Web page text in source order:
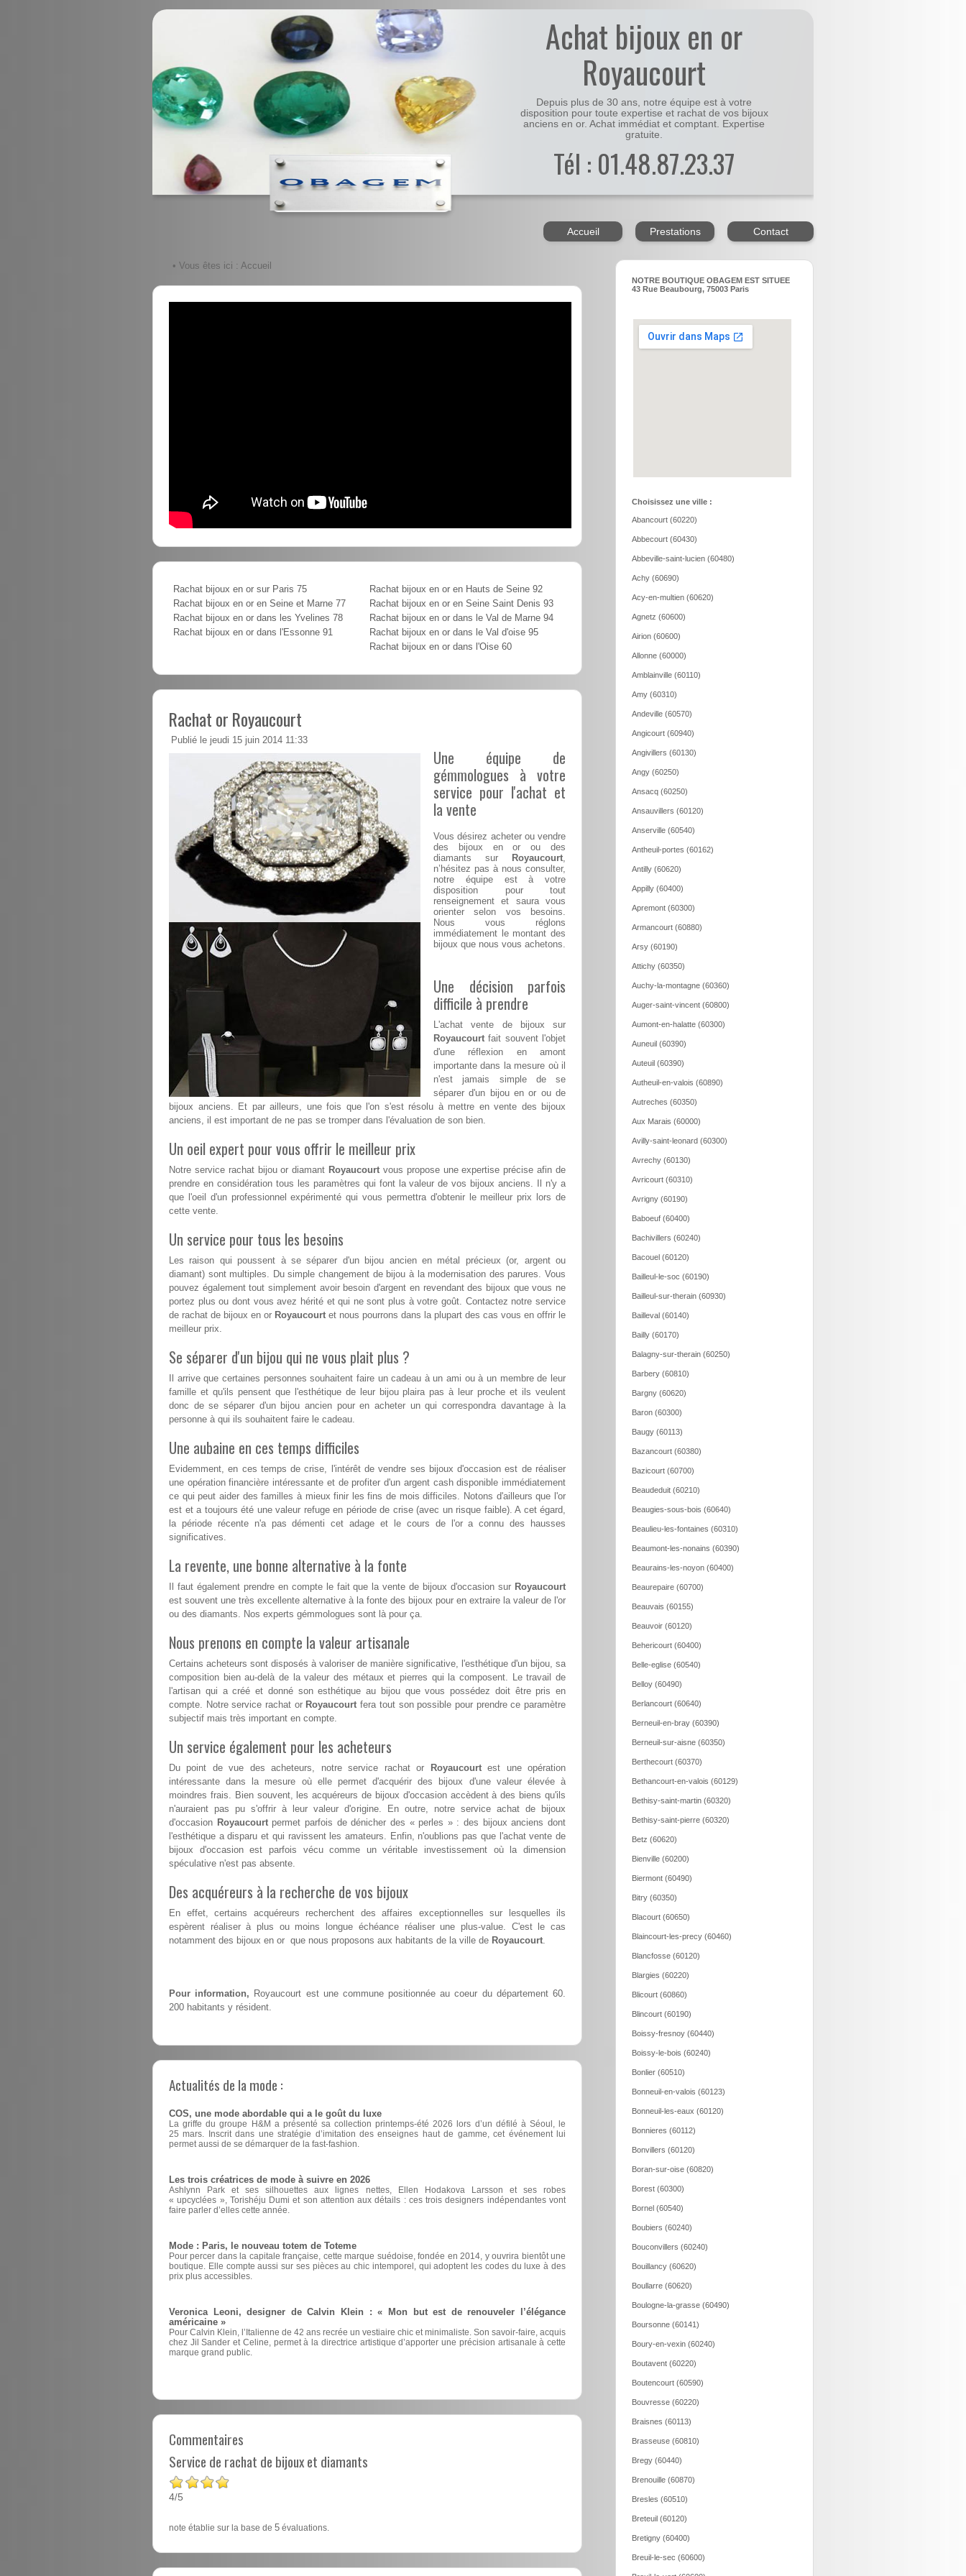
Achat bijoux en or
Royaucourt
Depuis plus de 30 ans, notre équipe est à votre
disposition pour toute expertise et rachat de vos bijoux
anciens en or. Achat immédiat et comptant. Expertise
gratuite.
Tél : 01.48.87.23.37
Accueil Prestations Contact
• Vous êtes ici : Accueil
Rachat bijoux en or sur Paris 75
Rachat bijoux en or en Seine et Marne 77
Rachat bijoux en or dans les Yvelines 78
Rachat bijoux en or dans l'Essonne 91
Rachat bijoux en or en Hauts de Seine 92
Rachat bijoux en or en Seine Saint Denis 93
Rachat bijoux en or dans le Val de Marne 94
Rachat bijoux en or dans le Val d'oise 95
Rachat bijoux en or dans l'Oise 60
Rachat or Royaucourt
Publié le jeudi 15 juin 2014 11:33
Une équipe de
gémmologues à votre
service pour l'achat et
la vente
Vous désirez acheter ou vendre
des bijoux en or ou des
diamants sur
Royaucourt,
n’hésitez pas à nous consulter,
notre équipe est à votre
disposition pour tout
renseignement et saura vous
orienter selon vos besoins.
Nous vous réglons
immédiatement le montant des
bijoux que nous vous achetons.
Une décision parfois
difficile à prendre
L'achat vente de bijoux sur
Royaucourt fait souvent l'objet
d'une réflexion en amont
importante dans la mesure où il
n'est jamais simple de se
séparer d'un bijou en or ou de
bijoux anciens. Et par ailleurs, une fois que l'on s'est résolu à mettre en vente des bijoux
anciens, il est important de ne pas se tromper dans l'évaluation de son bien.
Un oeil expert pour vous offrir le meilleur prix
Notre service rachat bijou or diamant Royaucourt vous propose une expertise précise afin de
prendre en considération tous les paramètres qui font la valeur de vos bijoux anciens. Il n'y a
que l'oeil d'un professionnel expérimenté qui vous permettra d'obtenir le meilleur prix lors de
cette vente.
Un service pour tous les besoins
Les raison qui poussent à se séparer d'un bijou ancien en métal précieux (or, argent ou
diamant) sont multiples. Du simple changement de bijou à la modernisation des parures. Vous
pouvez également tout simplement avoir besoin d'argent en revendant des bijoux que vous ne
portez plus ou dont vous avez hérité et qui ne sont plus à votre goût. Contactez notre service
de rachat de bijoux en or Royaucourt et nous pourrons dans la plupart des cas vous en offrir le
meilleur prix.
Se séparer d'un bijou qui ne vous plait plus ?
Il arrive que certaines personnes souhaitent faire un cadeau à un ami ou à un membre de leur
famille et qu'ils pensent que l'esthétique de leur bijou plaira pas à leur proche et ils veulent
donc de se séparer d'un bijou ancien pour en acheter un qui correspondra davantage à la
personne à qui ils souhaitent faire le cadeau.
Une aubaine en ces temps difficiles
Evidemment, en ces temps de crise, l'intérêt de vendre ses bijoux d'occasion est de réaliser
une opération financière intéressante et de profiter d'un argent cash disponible immédiatement
ce qui peut aider des familles à mieux finir les fins de mois difficiles. Notons d'ailleurs que l'or
est et a toujours été une valeur refuge en période de crise (avec un risque faible). A cet égard,
la période récente n'a pas démenti cet adage et le cours de l'or a connu des hausses
significatives.
La revente, une bonne alternative à la fonte
Il faut également prendre en compte le fait que la vente de bijoux d'occasion sur Royaucourt
est souvent une très excellente alternative à la fonte des bijoux pour en extraire la valeur de l'or
ou des diamants. Nos experts gémmologues sont là pour ça.
Nous prenons en compte la valeur artisanale
Certains acheteurs sont disposés à valoriser de manière significative, l'esthétique d'un bijou, sa
composition bien au-delà de la valeur des métaux et pierres qui la composent. Le travail de
l'artisan qui a créé et donné son esthétique au bijou que vous possédez doit être pris en
compte. Notre service rachat or Royaucourt fera tout son possible pour prendre ce paramètre
subjectif mais très important en compte.
Un service également pour les acheteurs
Du point de vue des acheteurs, notre service rachat or Royaucourtest une opération
intéressante dans la mesure où elle permet d'acquérir des bijoux d'une valeur élevée à
moindres frais. Bien souvent, les acquéreurs de bijoux d'occasion accèdent à des biens qu'ils
n'auraient pas pu s'offrir à leur valeur d'origine. En outre, notre service achat de bijoux
d'occasion Royaucourtpermet parfois de dénicher des « perles » : des bijoux anciens dont
l'esthétique a disparu et qui ravissent les amateurs. Enfin, n'oublions pas que l'achat vente de
bijoux d'occasion est parfois vécu comme un véritable investissement où la dimension
spéculative n'est pas absente.
Des acquéreurs à la recherche de vos bijoux
En effet, certains acquéreurs recherchent des affaires exceptionnelles sur lesquelles ils
espèrent réaliser à plus ou moins longue échéance réaliser une plus-value. C'est le cas
notamment des bijoux en or que nous proposons aux habitants de la ville de Royaucourt
Pour information, Royaucourt est une commune positionnée au coeur du département 60.
200 habitants y résident.
Actualités de la mode :
COS, une mode abordable qui a le goût du luxe
La griffe du groupe H&M a présenté sa collection printemps-été 2026 lors d’un défilé à Séoul, le
25 mars. Inscrit dans une stratégie d’imitation des enseignes haut de gamme, cet événement lui
permet aussi de se démarquer de la fast-fashion.
Les trois créatrices de mode à suivre en 2026
Ashlynn Park et ses silhouettes aux lignes nettes, Ellen Hodakova Larsson et ses robes
« upcyclées », Torishéju Dumi et son attention aux détails : ces trois designers indépendantes vont
faire parler d’elles cette année.
Mode : Paris, le nouveau totem de Toteme
Pour percer dans la capitale française, cette marque suédoise, fondée en 2014, y ouvrira bientôt une
boutique. Elle compte aussi sur ses pièces au chic intemporel, qui adoptent les codes du luxe à des
prix plus accessibles.
Veronica Leoni, designer de Calvin Klein : « Mon but est de renouveler l’élégance
américaine »
Pour Calvin Klein, l’Italienne de 42 ans recrée un vestiaire chic et minimaliste. Son savoir-faire, acquis
chez Jil Sander et Celine, permet à la directrice artistique d’apporter une précision artisanale à cette
marque grand public.
Commentaires
Service de rachat de bijoux et diamants
4/5
note établie sur la base de 5 évaluations.
NOTRE BOUTIQUE OBAGEM EST SITUEE
43 Rue Beaubourg, 75003 Paris
Choisissez une ville :
Abancourt (60220)
Abbecourt (60430)
Abbeville-saint-lucien (60480)
Achy (60690)
Acy-en-multien (60620)
Agnetz (60600)
Airion (60600)
Allonne (60000)
Amblainville (60110)
Amy (60310)
Andeville (60570)
Angicourt (60940)
Angivillers (60130)
Angy (60250)
Ansacq (60250)
Ansauvillers (60120)
Anserville (60540)
Antheuil-portes (60162)
Antilly (60620)
Appilly (60400)
Apremont (60300)
Armancourt (60880)
Arsy (60190)
Attichy (60350)
Auchy-la-montagne (60360)
Auger-saint-vincent (60800)
Aumont-en-halatte (60300)
Auneuil (60390)
Auteuil (60390)
Autheuil-en-valois (60890)
Autreches (60350)
Aux Marais (60000)
Avilly-saint-leonard (60300)
Avrechy (60130)
Avricourt (60310)
Avrigny (60190)
Baboeuf (60400)
Bachivillers (60240)
Bacouel (60120)
Bailleul-le-soc (60190)
Bailleul-sur-therain (60930)
Bailleval (60140)
Bailly (60170)
Balagny-sur-therain (60250)
Barbery (60810)
Bargny (60620)
Baron (60300)
Baugy (60113)
Bazancourt (60380)
Bazicourt (60700)
Beaudeduit (60210)
Beaugies-sous-bois (60640)
Beaulieu-les-fontaines (60310)
Beaumont-les-nonains (60390)
Beaurains-les-noyon (60400)
Beaurepaire (60700)
Beauvais (60155)
Beauvoir (60120)
Behericourt (60400)
Belle-eglise (60540)
Belloy (60490)
Berlancourt (60640)
Berneuil-en-bray (60390)
Berneuil-sur-aisne (60350)
Berthecourt (60370)
Bethancourt-en-valois (60129)
Bethisy-saint-martin (60320)
Bethisy-saint-pierre (60320)
Betz (60620)
Bienville (60200)
Biermont (60490)
Bitry (60350)
Blacourt (60650)
Blaincourt-les-precy (60460)
Blancfosse (60120)
Blargies (60220)
Blicourt (60860)
Blincourt (60190)
Boissy-fresnoy (60440)
Boissy-le-bois (60240)
Bonlier (60510)
Bonneuil-en-valois (60123)
Bonneuil-les-eaux (60120)
Bonnieres (60112)
Bonvillers (60120)
Boran-sur-oise (60820)
Borest (60300)
Bornel (60540)
Boubiers (60240)
Bouconvillers (60240)
Bouillancy (60620)
Boullarre (60620)
Boulogne-la-grasse (60490)
Boursonne (60141)
Boury-en-vexin (60240)
Boutavent (60220)
Boutencourt (60590)
Bouvresse (60220)
Braisnes (60113)
Brasseuse (60810)
Bregy (60440)
Brenouille (60870)
Bresles (60510)
Breteuil (60120)
Bretigny (60400)
Breuil-le-sec (60600)